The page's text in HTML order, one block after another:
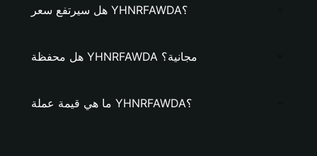
هل سيرتفع سعر YHNRFAWDA؟
هل محفظة YHNRFAWDA مجانية؟
ما هي قيمة عملة YHNRFAWDA؟